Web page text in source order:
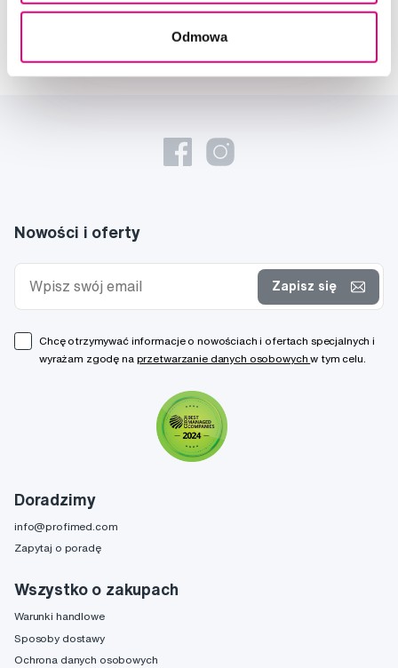
Odmowa
Doradzimy
info@profimed.com
Zapytaj o poradę
Wszystko o zakupach
Warunki handlowe
Sposoby dostawy
Ochrona danych osobowych
Nowości i oferty
Zapisz się
Chcę otrzymywać informacje o nowościach i ofertach specjalnych i
wyrażam zgodę na przetwarzanie danych osobowychw tym celu.